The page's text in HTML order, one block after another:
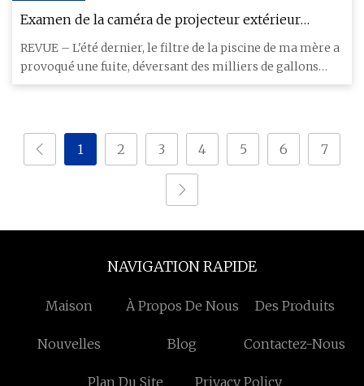
Examen de la caméra de projecteur extérieur
SwitchBot et du panneau solaire
REVUE – L'été dernier, le filtre de la piscine de ma mère a
provoqué une fuite, déversant des milliers de gallons
d'eau
1 2 3 4 5 6 7
NAVIGATION RAPIDE
Maison À Propos De Nous Des Produits
Nouvelles Blog Contactez-Nous
Plan Du Site Privacy Policy